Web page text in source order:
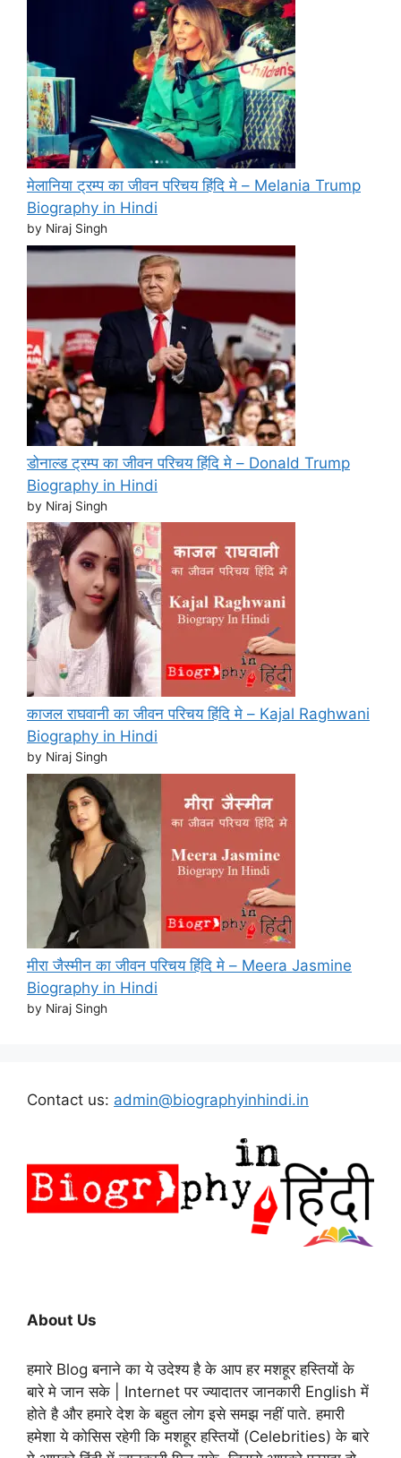
मेलानिया ट्रम्प का जीवन परिचय हिंदि मे – Melania Trump
Biography in Hindi
by Niraj Singh
डोनाल्ड ट्रम्प का जीवन परिचय हिंदि मे – Donald Trump
Biography in Hindi
by Niraj Singh
काजल राघवानी का जीवन परिचय हिंदि मे – Kajal Raghwani
Biography in Hindi
by Niraj Singh
मीरा जैस्मीन का जीवन परिचय हिंदि मे – Meera Jasmine
Biography in Hindi
by Niraj Singh
Contact us: admin@biographyinhindi.in
About Us
हमारे Blog बनाने का ये उदेश्य है के आप हर मशहूर हस्तियों के
बारे मे जान सके | Internet पर ज्यादातर जानकारी English में
होते है और हमारे देश के बहुत लोग इसे समझ नहीं पाते. हमारी
हमेशा ये कोसिस रहेगी कि मशहूर हस्तियों (Celebrities) के बारे